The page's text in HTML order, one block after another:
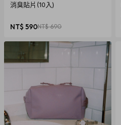
容量：8ml
重量：35g
消臭貼片(10入)
NT$ 590NT$ 690